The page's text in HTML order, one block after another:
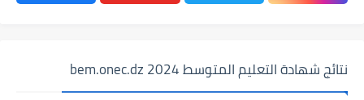
نتائج شهادة التعليم المتوسط 2024 bem.onec.dz